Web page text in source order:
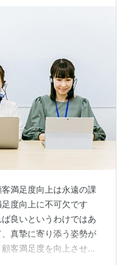
満足度向上は永遠の課
度向上に不可欠です
良いというわけではあ
真摯に寄り添う姿勢が
客満足度を向上させる